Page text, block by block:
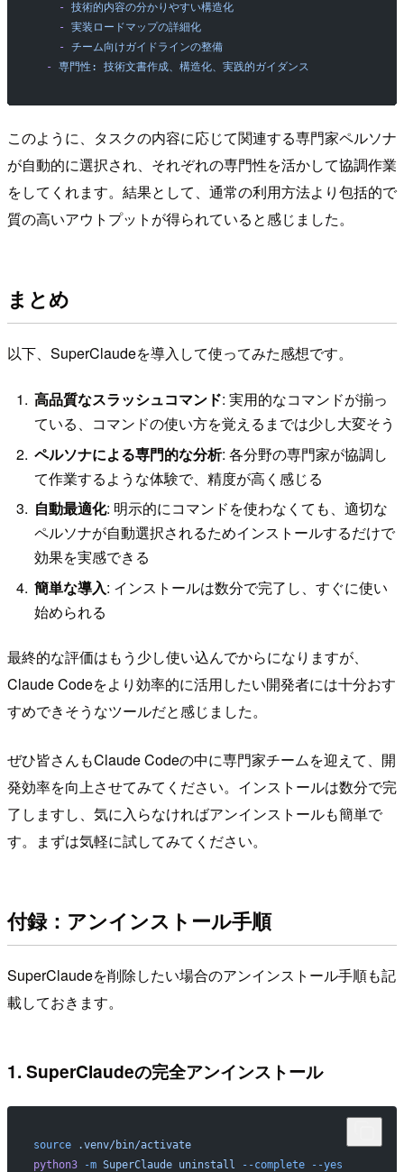
    -
技術的内容の分かりやすい構造化
    -
実装ロードマップの詳細化
    -
チーム向けガイドラインの整備
  -
専門性: 技術文書作成、構造化、実践的ガイダンス
このように、タスクの内容に応じて関連する専門家ペルソナ
が自動的に選択され、それぞれの専門性を活かして協調作業
をしてくれます。結果として、通常の利用方法より包括的で
質の高いアウトプットが得られていると感じました。
まとめ
以下、SuperClaudeを導入して使ってみた感想です。
高品質なスラッシュコマンド: 実用的なコマンドが揃っ
ている、コマンドの使い方を覚えるまでは少し大変そう
ペルソナによる専門的な分析: 各分野の専門家が協調し
て作業するような体験で、精度が高く感じる
自動最適化: 明示的にコマンドを使わなくても、適切な
ペルソナが自動選択されるためインストールするだけで
効果を実感できる
簡単な導入: インストールは数分で完了し、すぐに使い
始められる
最終的な評価はもう少し使い込んでからになりますが、
Claude Codeをより効率的に活用したい開発者には十分おす
すめできそうなツールだと感じました。
ぜひ皆さんもClaude Codeの中に専門家チームを迎えて、開
発効率を向上させてみてください。インストールは数分で完
了しますし、気に入らなければアンインストールも簡単で
す。まずは気軽に試してみてください。
付録：アンインストール手順
SuperClaudeを削除したい場合のアンインストール手順も記
載しておきます。
1. SuperClaudeの完全アンインストール
source .venv/bin/activate
python3 -m SuperClaude uninstall --complete --yes